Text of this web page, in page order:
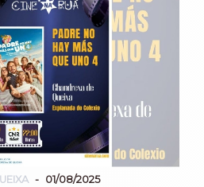
01/08/2025